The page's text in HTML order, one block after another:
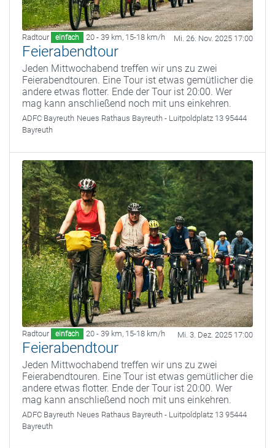
Radtour einfach 20 - 39 km, 15-18 km/h Mi. 26. Nov. 2025 17:00
Feierabendtour
Jeden Mittwochabend treffen wir uns zu zwei
Feierabendtouren. Eine Tour ist etwas gemütlicher die
andere etwas flotter. Ende der Tour ist 20:00. Wer
mag kann anschließend noch mit uns einkehren.
ADFC Bayreuth Neues Rathaus Bayreuth - Luitpoldplatz 13 95444
Bayreuth
Radtour einfach 20 - 39 km, 15-18 km/h Mi. 3. Dez. 2025 17:00
Feierabendtour
Jeden Mittwochabend treffen wir uns zu zwei
Feierabendtouren. Eine Tour ist etwas gemütlicher die
andere etwas flotter. Ende der Tour ist 20:00. Wer
mag kann anschließend noch mit uns einkehren.
ADFC Bayreuth Neues Rathaus Bayreuth - Luitpoldplatz 13 95444
Bayreuth